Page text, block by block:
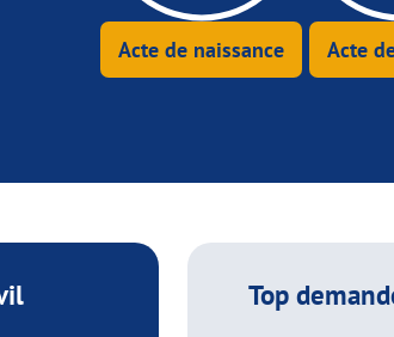
Acte de naissance Acte
Top